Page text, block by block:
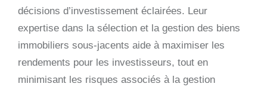
décisions d’investissement éclairées. Leur
expertise dans la sélection et la gestion des biens
immobiliers sous-jacents aide à maximiser les
rendements pour les investisseurs, tout en
minimisant les risques associés à la gestion